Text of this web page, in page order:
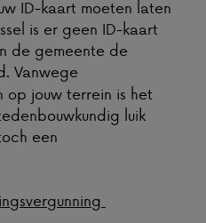
ID-kaart moeten laten
is er geen ID-kaart
de gemeente de
Vanwege
op jouw terrein is het
luik
een